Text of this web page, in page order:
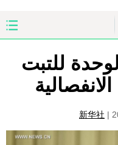
الصين
الشرق الأوسط
الاقتصاد
للتبت
新华社 |